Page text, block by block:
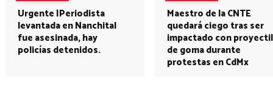
Urgente |Periodista
levantada en Nanchital
fue asesinada, hay
policías detenidos.
Maestro de la CNTE
quedará ciego tras ser
impactado con proyectil
de goma durante
protestas en CdMx